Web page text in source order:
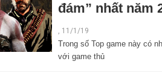
đám” nhất năm
, 11/1/19
Trong số Top game này có
với game thủ